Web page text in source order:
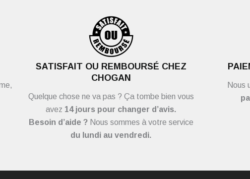
SATISFAIT OU REMBOURSÉ CHEZ
CHOGAN
Quelque chose ne va pas ? Ça tombe bien vous
avez 14 jours pour changer d’avis.
Besoin d’aide ?Nous sommes à votre service
du lundi au vendredi.
Nous